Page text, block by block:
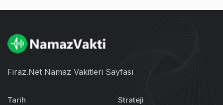
Firaz.Net Namaz Vakitleri Sayfası
Tarih
Strateji